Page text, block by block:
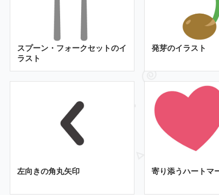
スプーン・フォークセットのイ
ラスト
発芽のイラスト
左向きの角丸矢印 寄り添うハートマ